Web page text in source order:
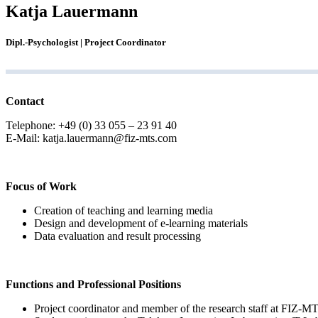
Katja Lauermann
Dipl.-Psychologist | Project Coordinator
Contact
Telephone: +49 (0) 33 055 – 23 91 40
E-Mail: katja.lauermann@fiz-mts.com
Focus of Work
Creation of teaching and learning media
Design and development of e-learning materials
Data evaluation and result processing
Functions and Professional Positions
Project coordinator and member of the research staff at FIZ-